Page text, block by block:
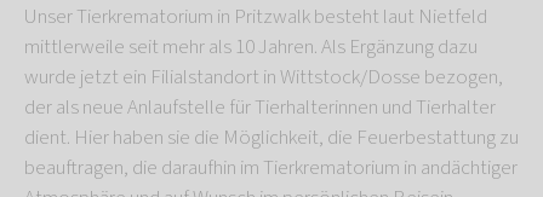
Unser Tierkrematorium in Pritzwalk besteht laut Nietfeld
mittlerweile seit mehr als 10 Jahren. Als Ergänzung dazu
wurde jetzt ein Filialstandort in Wittstock/Dosse bezogen,
der als neue Anlaufstelle für Tierhalterinnen und Tierhalter
dient. Hier haben sie die Möglichkeit, die Feuerbestattung zu
beauftragen, die daraufhin im Tierkrematorium in andächtiger